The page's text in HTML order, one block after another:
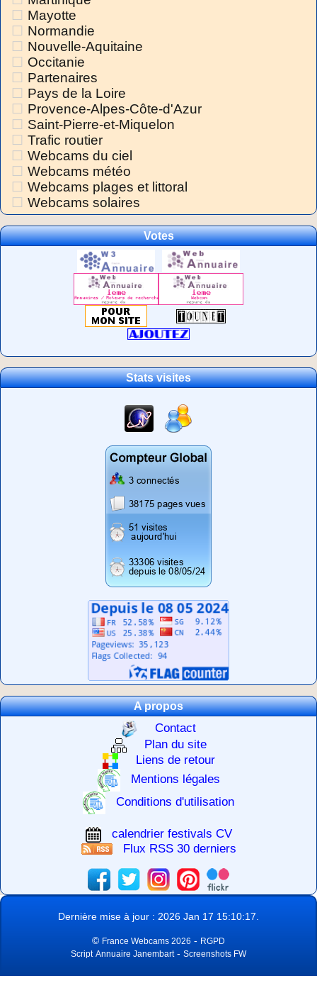
Mayotte
Normandie
Nouvelle-Aquitaine
Occitanie
Partenaires
Pays de la Loire
Provence-Alpes-Côte-d'Azur
Saint-Pierre-et-Miquelon
Trafic routier
Webcams du ciel
Webcams météo
Webcams plages et littoral
Webcams solaires
Votes
Stats visites
A propos
Contact
Plan du site
Liens de retour
Mentions légales
Conditions d'utilisation
calendrier festivals CV
Flux RSS 30 derniers
Dernière mise à jour : 2026 Jan 17 15:10:17.
© France Webcams 2026 - RGPD
Script Annuaire Janembart- Screenshots FW